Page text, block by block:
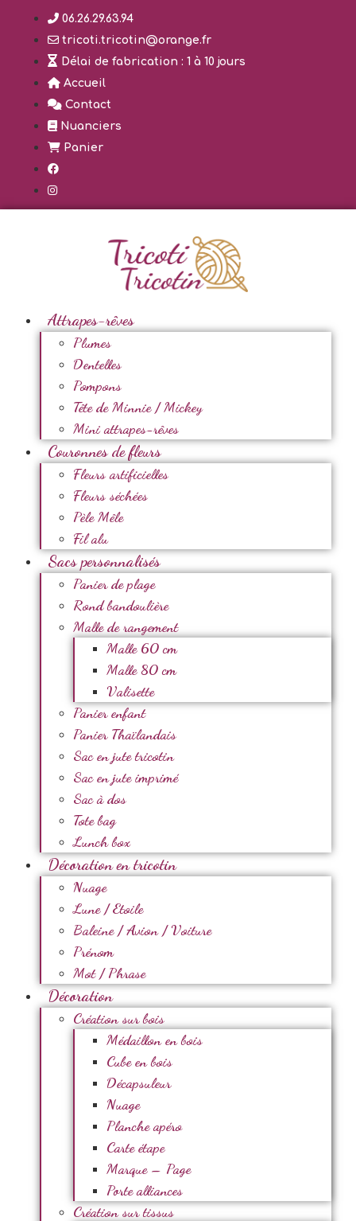
contenu
06.26.29.63.94
tricoti.tricotin@orange.fr
Délai de fabrication : 1 à 10 jours
Accueil
Contact
Nuanciers
Panier
Attrapes-rêves
Plumes
Dentelles
Pompons
Tête de Minnie / Mickey
Mini attrapes-rêves
Couronnes de fleurs
Fleurs artificielles
Fleurs séchées
Pèle Mêle
Fil alu
Sacs personnalisés
Panier de plage
Rond bandoulière
Malle de rangement
Malle 60 cm
Malle 80 cm
Valisette
Panier enfant
Panier Thaïlandais
Sac en jute tricotin
Sac en jute imprimé
Sac à dos
Tote bag
Lunch box
Décoration en tricotin
Nuage
Lune / Etoile
Baleine / Avion / Voiture
Prénom
Mot / Phrase
Décoration
Création sur bois
Médaillon en bois
Cube en bois
Décapsuleur
Nuage
Planche apéro
Carte étape
Marque – Page
Porte alliances
Création sur tissus